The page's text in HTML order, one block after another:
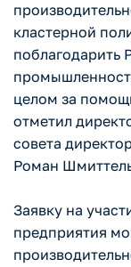
кластерной
поблагодарить
целом за
отметил
совета
Роман
Заявку на
предприятия